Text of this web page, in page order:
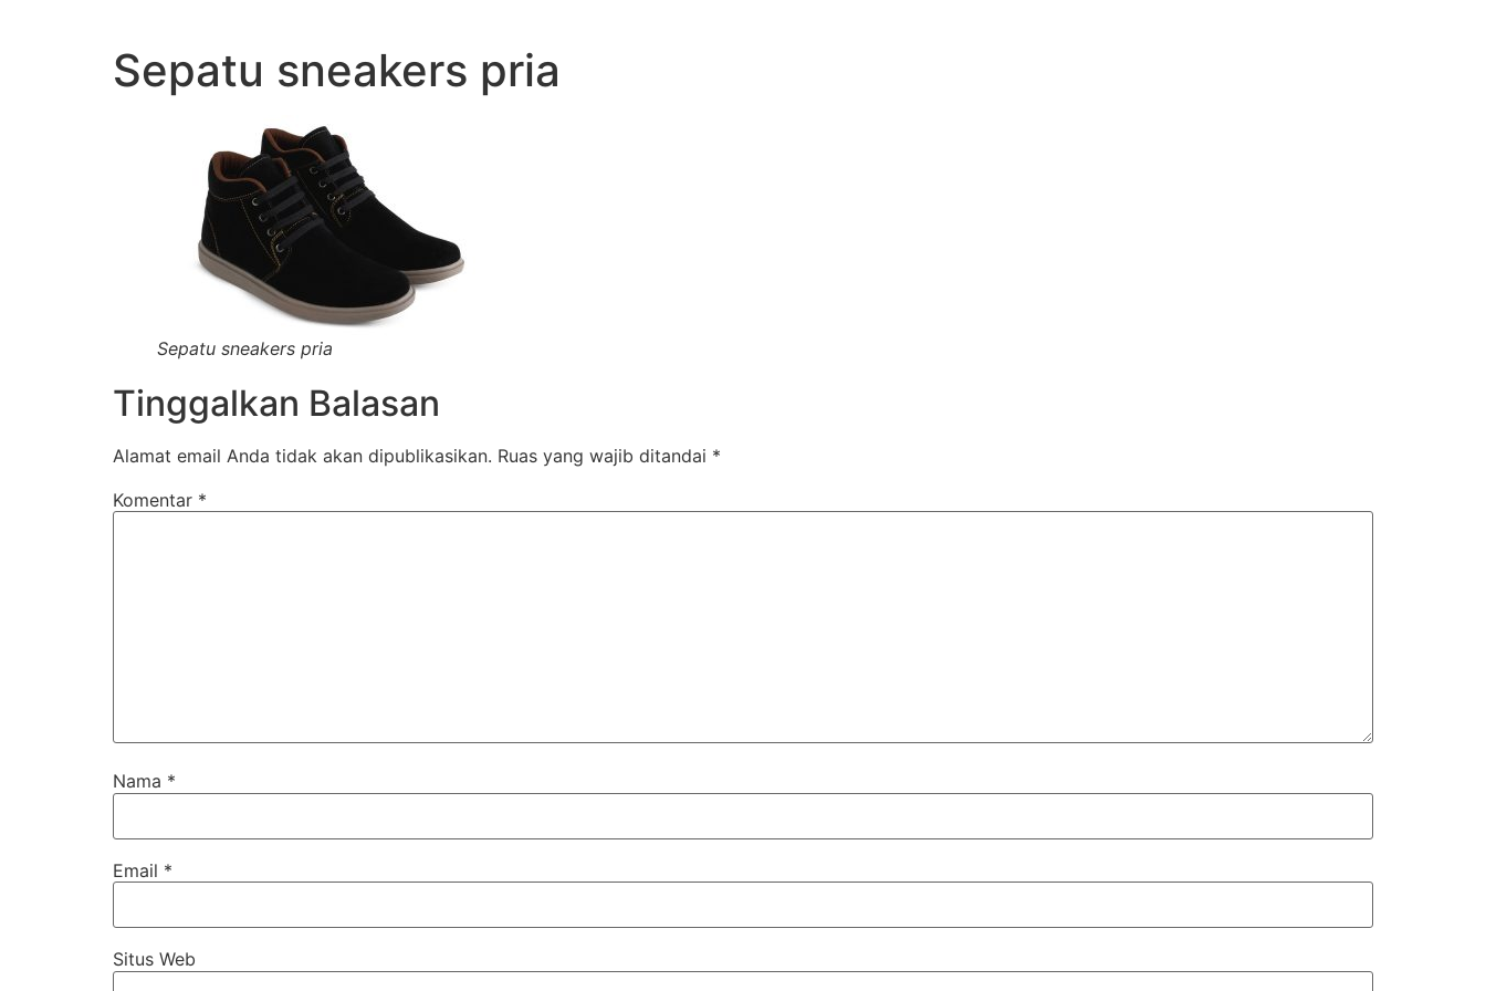
Sepatu sneakers pria
Sepatu sneakers pria
Tinggalkan Balasan
Alamat email Anda tidak akan dipublikasikan. Ruas yang wajib ditandai *
Komentar *
Nama *
Email *
Situs Web